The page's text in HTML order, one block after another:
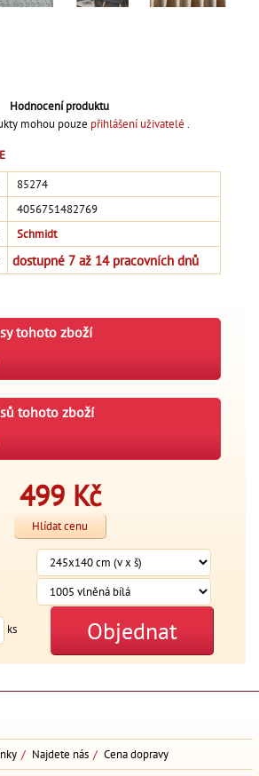
Hodnocení produktu
mohou pouze přihlášení uživatelé.
85274
4056751482769
Schmidt
dostupné 7 až 14 pracovních dnů
tohoto zboží
tohoto zboží
499Kč
Hlídat cenu
ks Objednat
/ Najdete nás / Cena dopravy